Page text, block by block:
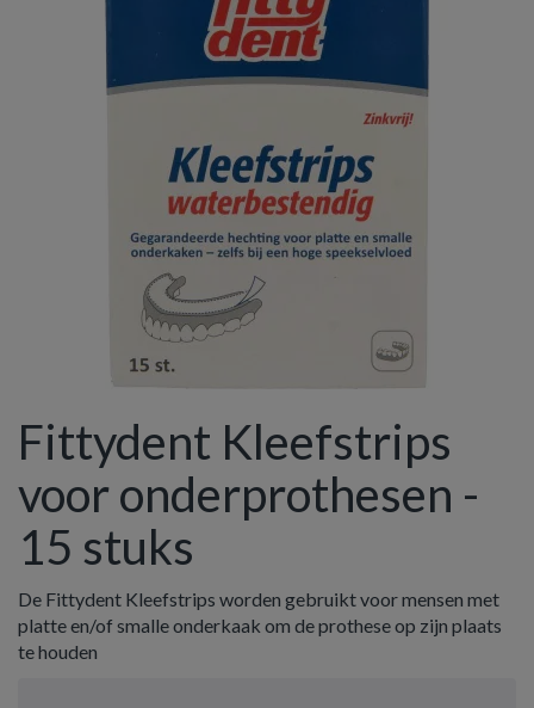
Vul hem met producten.
Fittydent Kleefstrips
voor onderprothesen -
15 stuks
De Fittydent Kleefstrips worden gebruikt voor mensen met
platte en/of smalle onderkaak om de prothese op zijn plaats
te houden